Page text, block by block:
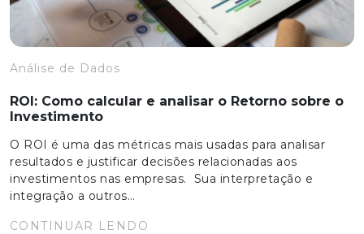
Análise de Dados
ROI: Como calcular e analisar o Retorno sobre o
Investimento
O ROI é uma das métricas mais usadas para analisar
resultados e justificar decisões relacionadas aos
investimentos nas empresas. Sua interpretação e
integração a outros…
CONTINUAR LENDO